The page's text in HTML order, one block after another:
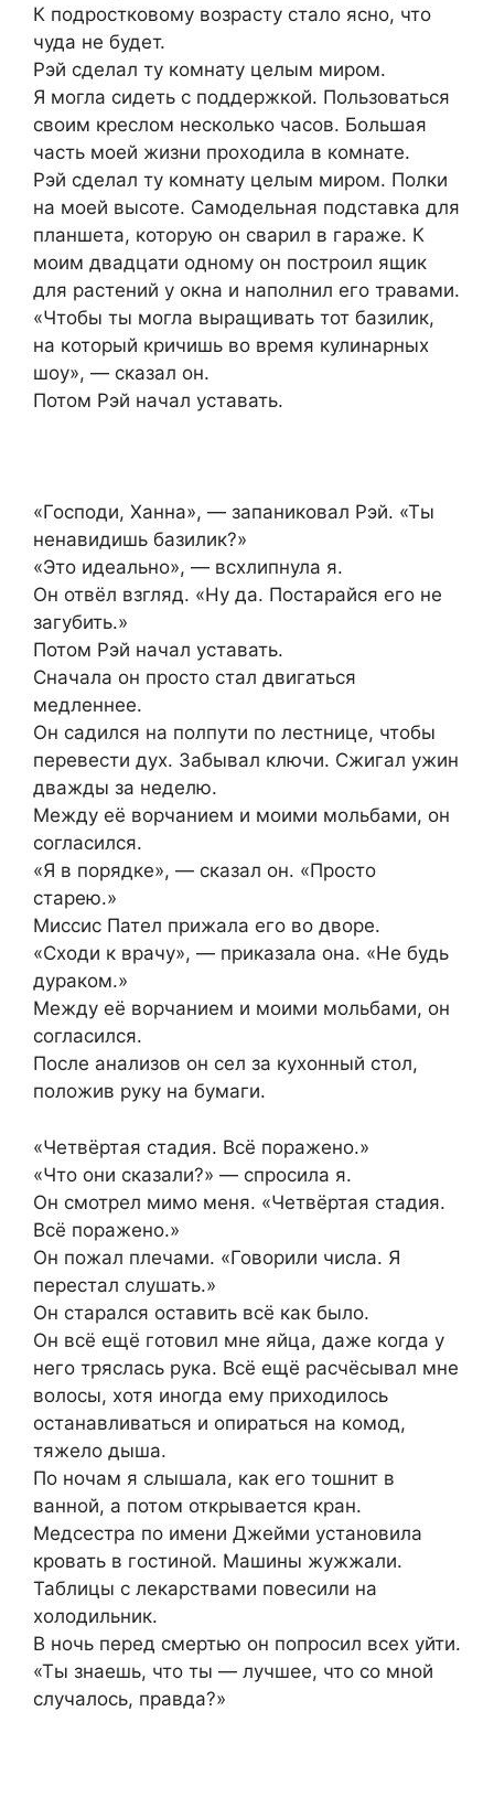
К подростковому возрасту стало ясно, что
чуда не будет.
Рэй сделал ту комнату целым миром.
Я могла сидеть с поддержкой. Пользоваться
своим креслом несколько часов. Большая
часть моей жизни проходила в комнате.
Рэй сделал ту комнату целым миром. Полки
на моей высоте. Самодельная подставка для
планшета, которую он сварил в гараже. К
моим двадцати одному он построил ящик
для растений у окна и наполнил его травами.
«Чтобы ты могла выращивать тот базилик,
на который кричишь во время кулинарных
шоу», — сказал он.
Потом Рэй начал уставать.
«Господи, Ханна», — запаниковал Рэй. «Ты
ненавидишь базилик?»
«Это идеально», — всхлипнула я.
Он отвёл взгляд. «Ну да. Постарайся его не
загубить.»
Потом Рэй начал уставать.
Сначала он просто стал двигаться
медленнее.
Он садился на полпути по лестнице, чтобы
перевести дух. Забывал ключи. Сжигал ужин
дважды за неделю.
Между её ворчанием и моими мольбами, он
согласился.
«Я в порядке», — сказал он. «Просто
старею.»
Миссис Пател прижала его во дворе.
«Сходи к врачу», — приказала она. «Не будь
дураком.»
Между её ворчанием и моими мольбами, он
согласился.
После анализов он сел за кухонный стол,
положив руку на бумаги.
«Четвёртая стадия. Всё поражено.»
«Что они сказали?» — спросила я.
Он смотрел мимо меня. «Четвёртая стадия.
Всё поражено.»
Он пожал плечами. «Говорили числа. Я
перестал слушать.»
Он старался оставить всё как было.
Он всё ещё готовил мне яйца, даже когда у
него тряслась рука. Всё ещё расчёсывал мне
волосы, хотя иногда ему приходилось
останавливаться и опираться на комод,
тяжело дыша.
По ночам я слышала, как его тошнит в
ванной, а потом открывается кран.
Медсестра по имени Джейми установила
кровать в гостиной. Машины жужжали.
Таблицы с лекарствами повесили на
холодильник.
В ночь перед смертью он попросил всех уйти.
«Ты знаешь, что ты — лучшее, что со мной
случалось, правда?»